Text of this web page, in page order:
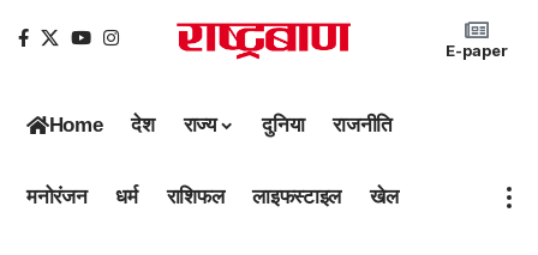
E-paper
Home देश राज्य दुनिया राजनीति
मनोरंजन धर्म राशिफल लाइफस्टाइल खेल